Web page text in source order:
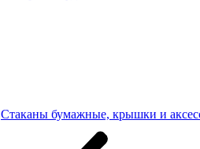
Стаканы бумажные, крышки и